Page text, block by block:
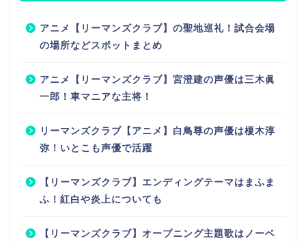
アニメ【リーマンズクラブ】の聖地巡礼！試合会場
の場所などスポットまとめ
アニメ【リーマンズクラブ】宮澄建の声優は三木眞
一郎！車マニアな主将！
リーマンズクラブ【アニメ】白鳥尊の声優は榎木淳
弥！いとこも声優で活躍
【リーマンズクラブ】エンディングテーマはまふま
ふ！紅白や炎上についても
【リーマンズクラブ】オープニング主題歌はノーベ